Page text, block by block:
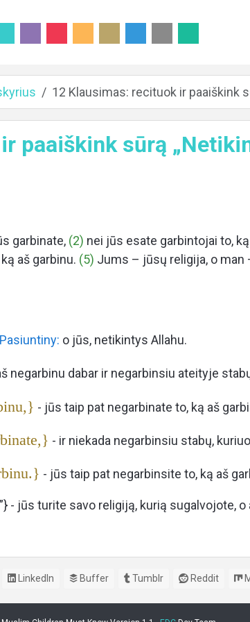
12 Klausimas: recituok ir paaiškink
paaiškink sūrą
garbinate, (2) nei jūs esate garbintojai to,
aš garbinu. (5) Jums – jūsų religija, o man
o jūs, netikintys Allahu.
negarbinu dabar ir negarbinsiu ateityje
- jūs taip pat negarbinate to, ką aš
- ir niekada negarbinsiu stabų,
- jūs taip pat negarbinsite to, ką aš
- jūs turite savo religiją, kurią sugalvojote,
LinkedIn Buffer Tumblr Reddit